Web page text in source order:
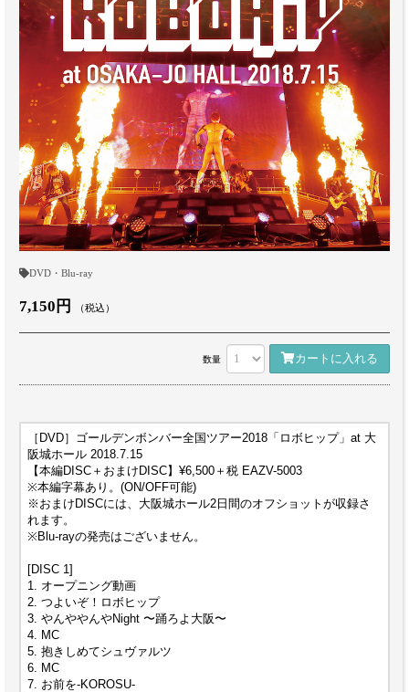
DVD・Blu-ray
7,150円 （税込）
数量 カートに入れる
［DVD］ゴールデンボンバー全国ツアー2018「ロボヒップ」at 大
阪城ホール 2018.7.15
【本編DISC＋おまけDISC】¥6,500＋税 EAZV-5003
※本編字幕あり。(ON/OFF可能)
※おまけDISCには、大阪城ホール2日間のオフショットが収録さ
れます。
※Blu-rayの発売はございません。
[DISC 1]
1. オープニング動画
2. つよいぞ！ロボヒップ
3. やんややんやNight 〜踊ろよ大阪〜
4. MC
5. 抱きしめてシュヴァルツ
6. MC
7. お前を-KOROSU-